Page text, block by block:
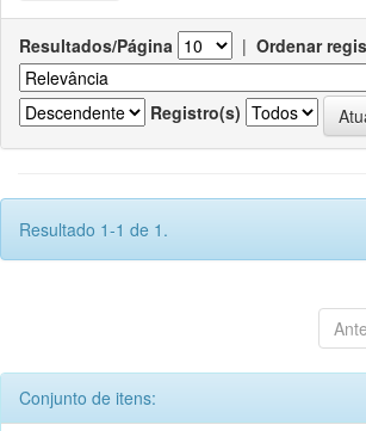
Resultados/Página | Ordenar
Registro(s)
Resultado 1-1 de 1.
Conjunto de itens: